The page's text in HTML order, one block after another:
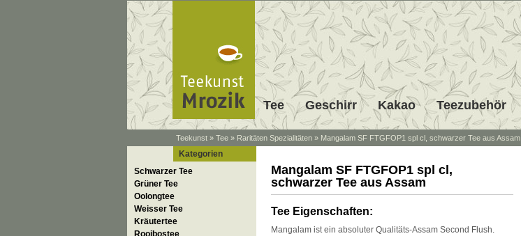
Tee Geschirr Kakao Teezubehör
Teekunst » Tee » Raritäten Spezialitäten » Mangalam SF FTGFOP1 spl cl, schwarzer Tee aus Assam
Kategorien
Schwarzer Tee
Grüner Tee
Oolongtee
Weisser Tee
Kräutertee
Rooibostee
Mangalam SF FTGFOP1 spl cl,
schwarzer Tee aus Assam
Tee Eigenschaften:
Mangalam ist ein absoluter Qualitäts-Assam Second Flush.